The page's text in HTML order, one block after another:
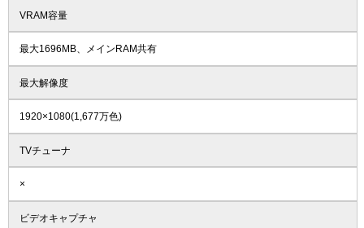
VRAM容量
最大1696MB、メインRAM共有
最大解像度
1920×1080(1,677万色)
TVチューナ
×
ビデオキャプチャ